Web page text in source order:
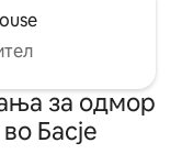
за одмор
Басје